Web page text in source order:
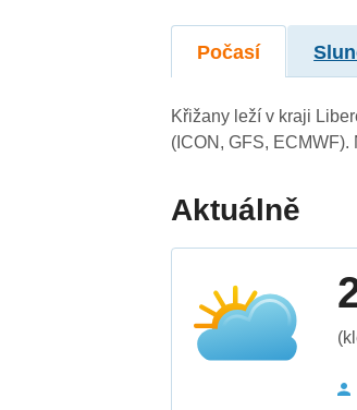
Počasí
Křižany leží v kraji
(ICON, GFS,
Aktuálně